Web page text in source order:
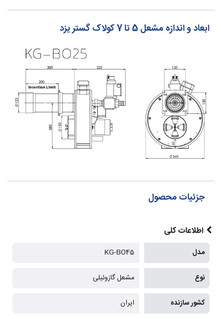
ابعاد و اندازه مشعل 5 تا 7 کولاک گستر یزد
جزئیات محصول
اطلاعات کلی
مدل KG-BO45
نوع مشعل گازوئیلی
کشور سازنده ایران